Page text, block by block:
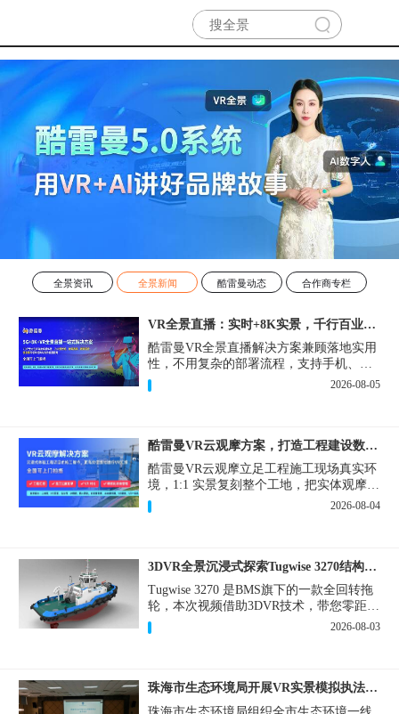
全景资讯 全景新闻 酷雷曼动态 合作商专栏
VR全景直播：实时+8K实景，千行百业的数字化利器
酷雷曼VR全景直播解决方案兼顾落地实用
性，不用复杂的部署流程，支持手机、网
页多端访问，解决各行各业 “看得见、信
得过、降成本、提转化” 的实际难题。
2026-08-05
酷雷曼VR云观摩方案，打造工程建设数字化观摩新范式
酷雷曼VR云观摩立足工程施工现场真实环
境，1:1 实景复刻整个工地，把实体观摩会
完整搬到云端线上，兼顾线下实体观摩与
线上云观摩双重需求，为施工单位、建设
2026-08-04
3DVR全景沉浸式探索Tugwise 3270结构一览
Tugwise 3270 是BMS旗下的一款全回转拖
轮，本次视频借助3DVR技术，带您零距离
透视这艘拖轮的内外构造，沉浸式探索每
一处细节。
2026-08-03
珠海市生态环境局开展VR实景模拟执法专题培训